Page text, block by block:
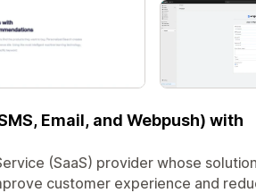
Email, and Webpush) with
(SaaS) provider whose
customer experience and